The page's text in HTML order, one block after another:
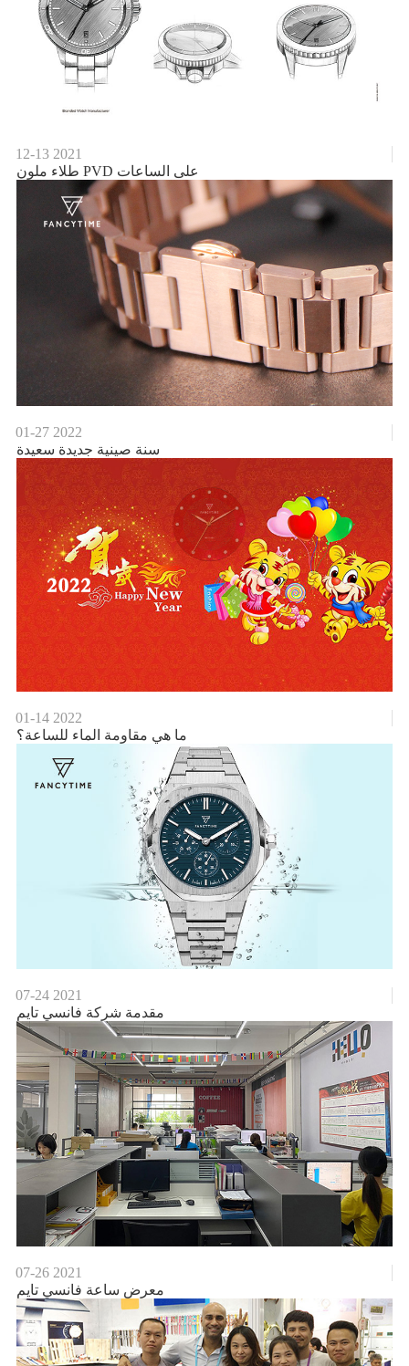
12-13 2021
طلاء ملون PVD على الساعات
01-27 2022
سنة صينية جديدة سعيدة
01-14 2022
ما هي مقاومة الماء للساعة؟
07-24 2021
مقدمة شركة فانسي تايم
07-26 2021
معرض ساعة فانسي تايم